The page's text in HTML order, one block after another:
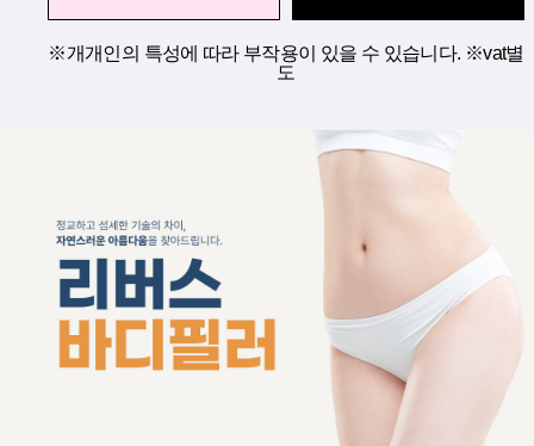
※개개인의 특성에 따라 부작용이 있을 수 있습니다. ※vat별
도